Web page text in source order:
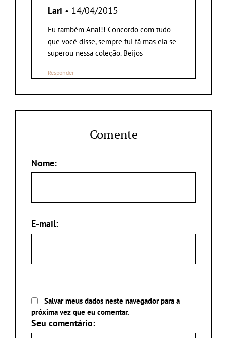
Lari • 14/04/2015
Eu também Ana!!! Concordo com tudo
que você disse, sempre fui fã mas ela se
superou nessa coleção. Beijos
Responder
Comente
Nome:
E-mail:
Salvar meus dados neste navegador para a
próxima vez que eu comentar.
Seu comentário: